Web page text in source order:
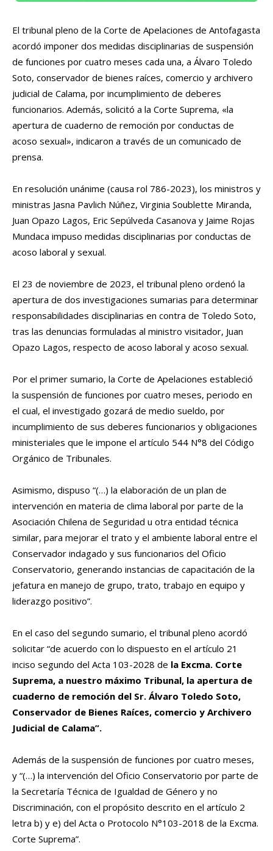
El tribunal pleno de la Corte de Apelaciones de Antofagasta
acordó imponer dos medidas disciplinarias de suspensión
de funciones por cuatro meses cada una, a Álvaro Toledo
Soto, conservador de bienes raíces, comercio y archivero
judicial de Calama, por incumplimiento de deberes
funcionarios. Además, solicitó a la Corte Suprema, «la
apertura de cuaderno de remoción por conductas de
acoso sexual», indicaron a través de un comunicado de
prensa.
En resolución unánime (causa rol 786-2023), los ministros y
ministras Jasna Pavlich Núñez, Virginia Soublette Miranda,
Juan Opazo Lagos, Eric Sepúlveda Casanova y Jaime Rojas
Mundaca impuso medidas disciplinarias por conductas de
acoso laboral y sexual.
El 23 de noviembre de 2023, el tribunal pleno ordenó la
apertura de dos investigaciones sumarias para determinar
responsabilidades disciplinarias en contra de Toledo Soto,
tras las denuncias formuladas al ministro visitador, Juan
Opazo Lagos, respecto de acoso laboral y acoso sexual.
Por el primer sumario, la Corte de Apelaciones estableció
la suspensión de funciones por cuatro meses, periodo en
el cual, el investigado gozará de medio sueldo, por
incumplimiento de sus deberes funcionarios y obligaciones
ministeriales que le impone el artículo 544 N°8 del Código
Orgánico de Tribunales.
Asimismo, dispuso “(…) la elaboración de un plan de
intervención en materia de clima laboral por parte de la
Asociación Chilena de Seguridad u otra entidad técnica
similar, para mejorar el trato y el ambiente laboral entre el
Conservador indagado y sus funcionarios del Oficio
Conservatorio, generando instancias de capacitación de la
jefatura en manejo de grupo, trato, trabajo en equipo y
liderazgo positivo”.
En el caso del segundo sumario, el tribunal pleno acordó
solicitar “de acuerdo con lo dispuesto en el artículo 21
inciso segundo del Acta 103-2028 de la Excma. Corte
Suprema, a nuestro máximo Tribunal, la apertura de
cuaderno de remoción del Sr. Álvaro Toledo Soto,
Conservador de Bienes Raíces, comercio y Archivero
Judicial de Calama”.
Además de la suspensión de funciones por cuatro meses,
y “(…) la intervención del Oficio Conservatorio por parte de
la Secretaría Técnica de Igualdad de Género y no
Discriminación, con el propósito descrito en el artículo 2
letra b) y e) del Acta o Protocolo N°103-2018 de la Excma.
Corte Suprema”.